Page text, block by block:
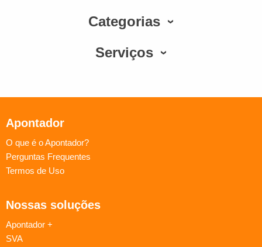
Categorias
Serviços
Apontador
O que é o Apontador?
Perguntas Frequentes
Termos de Uso
Nossas soluções
Apontador +
SVA